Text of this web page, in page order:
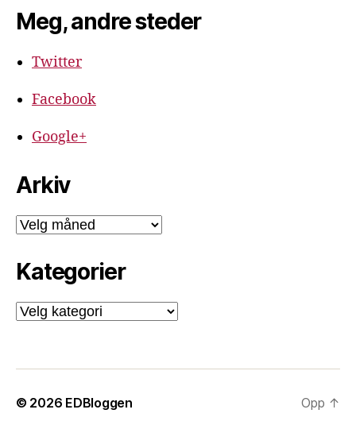
Meg, andre steder
Twitter
Facebook
Google+
Arkiv
Arkiv
Kategorier
Kategorier
© 2026 EDBloggen Opp ↑